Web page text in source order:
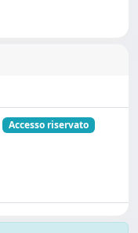
Accesso riservato